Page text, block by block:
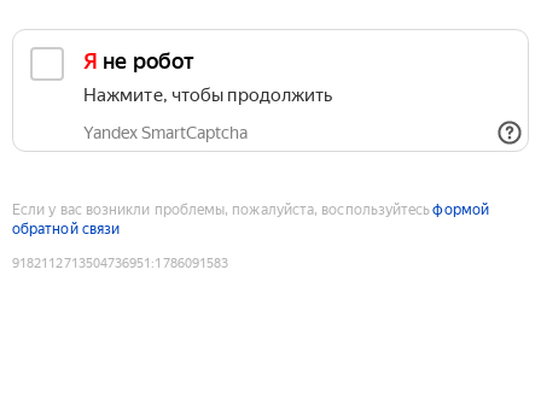
Я не робот
Нажмите, чтобы продолжить
Yandex SmartCaptcha
Если у вас возникли проблемы, пожалуйста, воспользуйтесьформой
обратной связи
9182112713504736951 :1786091583